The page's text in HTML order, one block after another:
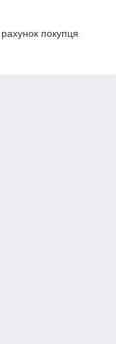
покупця